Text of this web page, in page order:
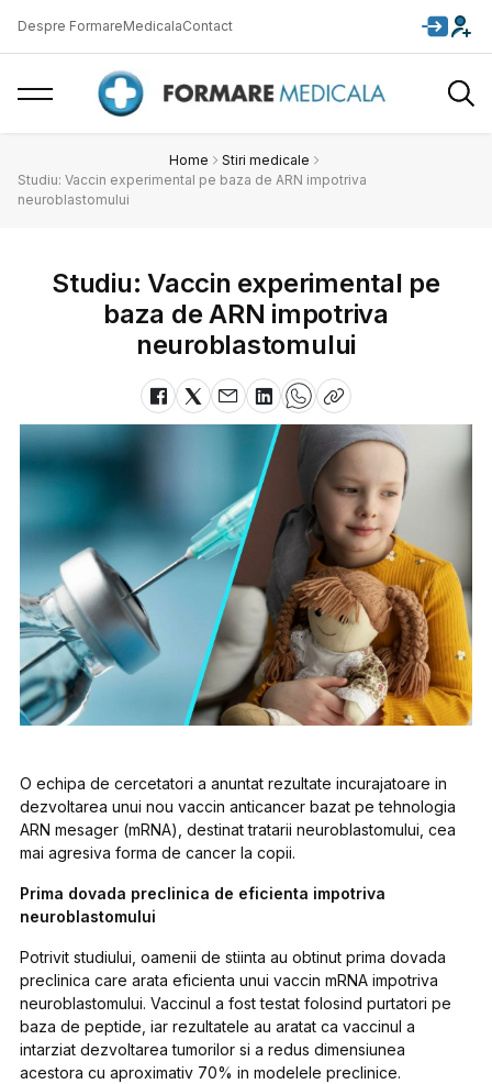
Despre FormareMedicalaContact
Home
Stiri medicale
Studiu: Vaccin experimental pe baza de ARN impotriva
neuroblastomului
Studiu: Vaccin experimental pe
baza de ARN impotriva
neuroblastomului
O echipa de cercetatori a anuntat rezultate incurajatoare in
dezvoltarea unui nou vaccin anticancer bazat pe tehnologia
ARN mesager (mRNA), destinat tratarii neuroblastomului, cea
mai agresiva forma de cancer la copii.
Prima dovada preclinica de eficienta impotriva
neuroblastomului
Potrivit studiului, oamenii de stiinta au obtinut prima dovada
preclinica care arata eficienta unui vaccin mRNA impotriva
neuroblastomului. Vaccinul a fost testat folosind purtatori pe
baza de peptide, iar rezultatele au aratat ca vaccinul a
intarziat dezvoltarea tumorilor si a redus dimensiunea
acestora cu aproximativ 70% in modelele preclinice.